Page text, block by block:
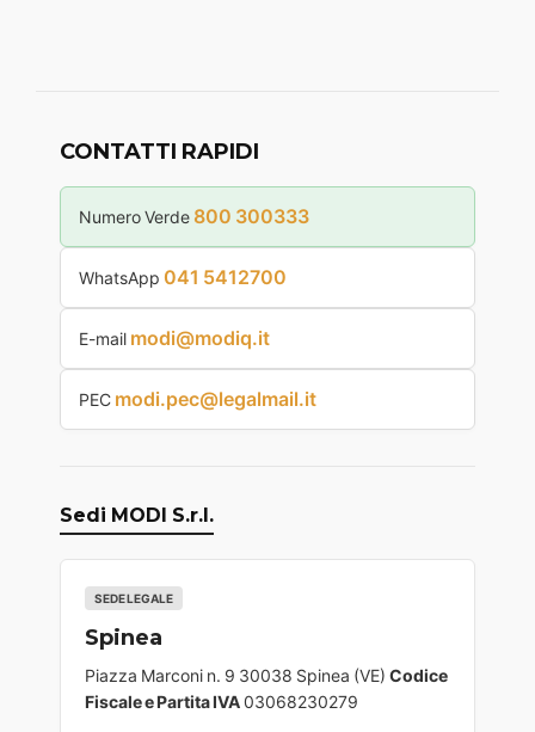
CONTATTI RAPIDI
Numero Verde 800 300333
WhatsApp 041 5412700
E-mail modi@modiq.it
PEC modi.pec@legalmail.it
Sedi MODI S.r.l.
SEDE LEGALE
Spinea
Piazza Marconi n. 9 30038 Spinea (VE) Codice
Fiscale e Partita IVA03068230279